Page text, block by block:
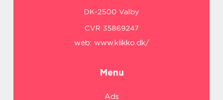
web: www.klikko.dk/
Menu
Ads